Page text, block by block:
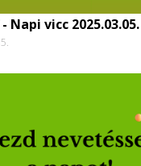
- Napi vicc 2025.03.05.